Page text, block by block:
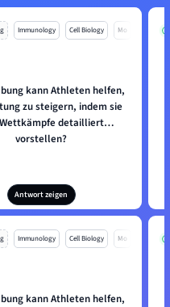
Immunology Cell Biology Mo
kann Athleten helfen,
zu steigern, indem sie
detailliert
vorstellen?
Antwort zeigen
Immunology Cell Biology Mo
kann Athleten helfen,